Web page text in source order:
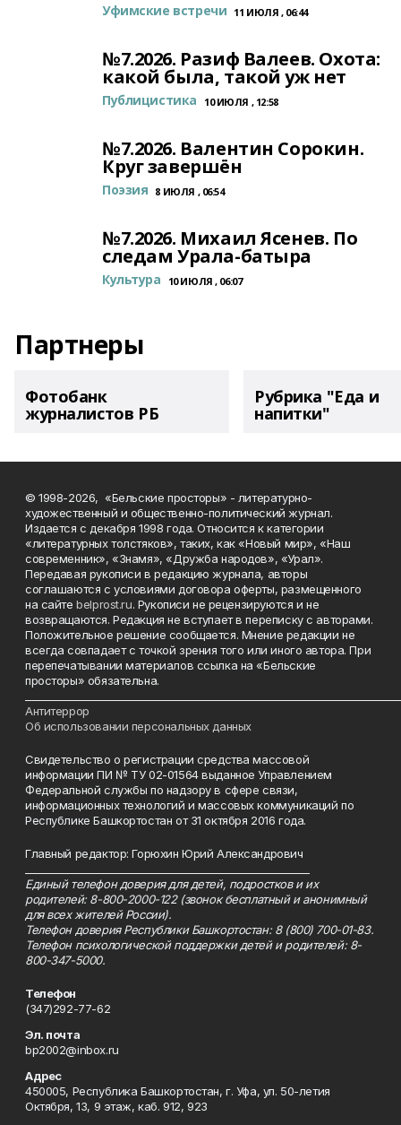
Уфимские встречи 11 ИЮЛЯ , 06:44
№7.2026. Разиф Валеев. Охота:
какой была, такой уж нет
Публицистика 10 ИЮЛЯ , 12:58
№7.2026. Валентин Сорокин.
Круг завершён
Поэзия 8 ИЮЛЯ , 06:54
№7.2026. Михаил Ясенев. По
следам Урала-батыра
Культура 10 ИЮЛЯ , 06:07
Партнеры
Фотобанк
журналистов РБ
Рубрика "Еда и
напитки"
© 1998-2026, «Бельские просторы» - литературно-
художественный и общественно-политический журнал.
Издается с декабря 1998 года. Относится к категории
«литературных толстяков», таких, как «Новый мир», «Наш
современник», «Знамя», «Дружба народов», «Урал».
Передавая рукописи в редакцию журнала, авторы
соглашаются с условиями договора оферты, размещенного
на сайтеbelprost.ru. Рукописи не рецензируются и не
возвращаются. Редакция не вступает в переписку с авторами.
Положительное решение сообщается. Мнение редакции не
всегда совпадает с точкой зрения того или иного автора. При
перепечатывании материалов ссылка на «Бельские
просторы» обязательна.
Антитеррор
Об использовании персональных данных
Свидетельство о регистрации средства массовой
информации ПИ № ТУ 02-01564 выданное Управлением
Федеральной службы по надзору в сфере связи,
информационных технологий и массовых коммуникаций по
Республике Башкортостан от 31 октября 2016 года.
Главный редактор: Горюхин Юрий Александрович
Единый телефон доверия для детей, подростков и их
родителей: 8-800-2000-122 (звонок бесплатный и анонимный
для всех жителей России).
Телефон доверия Республики Башкортостан: 8 (800) 700-01-83.
Телефон психологической поддержки детей и родителей: 8-
800-347-5000.
Телефон
(347)292-77-62
Эл. почта
bp2002@inbox.ru
Адрес
450005, Республика Башкортостан, г. Уфа, ул. 50-летия
Октября, 13, 9 этаж, каб. 912, 923